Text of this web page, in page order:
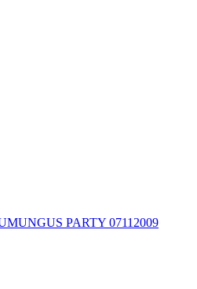
PARTY 07112009